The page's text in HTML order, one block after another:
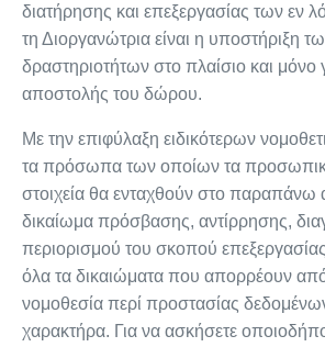
διατήρησης και επεξεργασίας των εν
τη Διοργανώτρια είναι η υποστήριξη
δραστηριοτήτων στο πλαίσιο και μόνο
αποστολής του δώρου.
Με την επιφύλαξη ειδικότερων
τα πρόσωπα των οποίων τα
στοιχεία θα ενταχθούν στο παραπάνω
δικαίωμα πρόσβασης, αντίρρησης,
περιορισμού του σκοπού
όλα τα δικαιώματα που απορρέουν
νομοθεσία περί προστασίας
χαρακτήρα. Για να ασκήσετε